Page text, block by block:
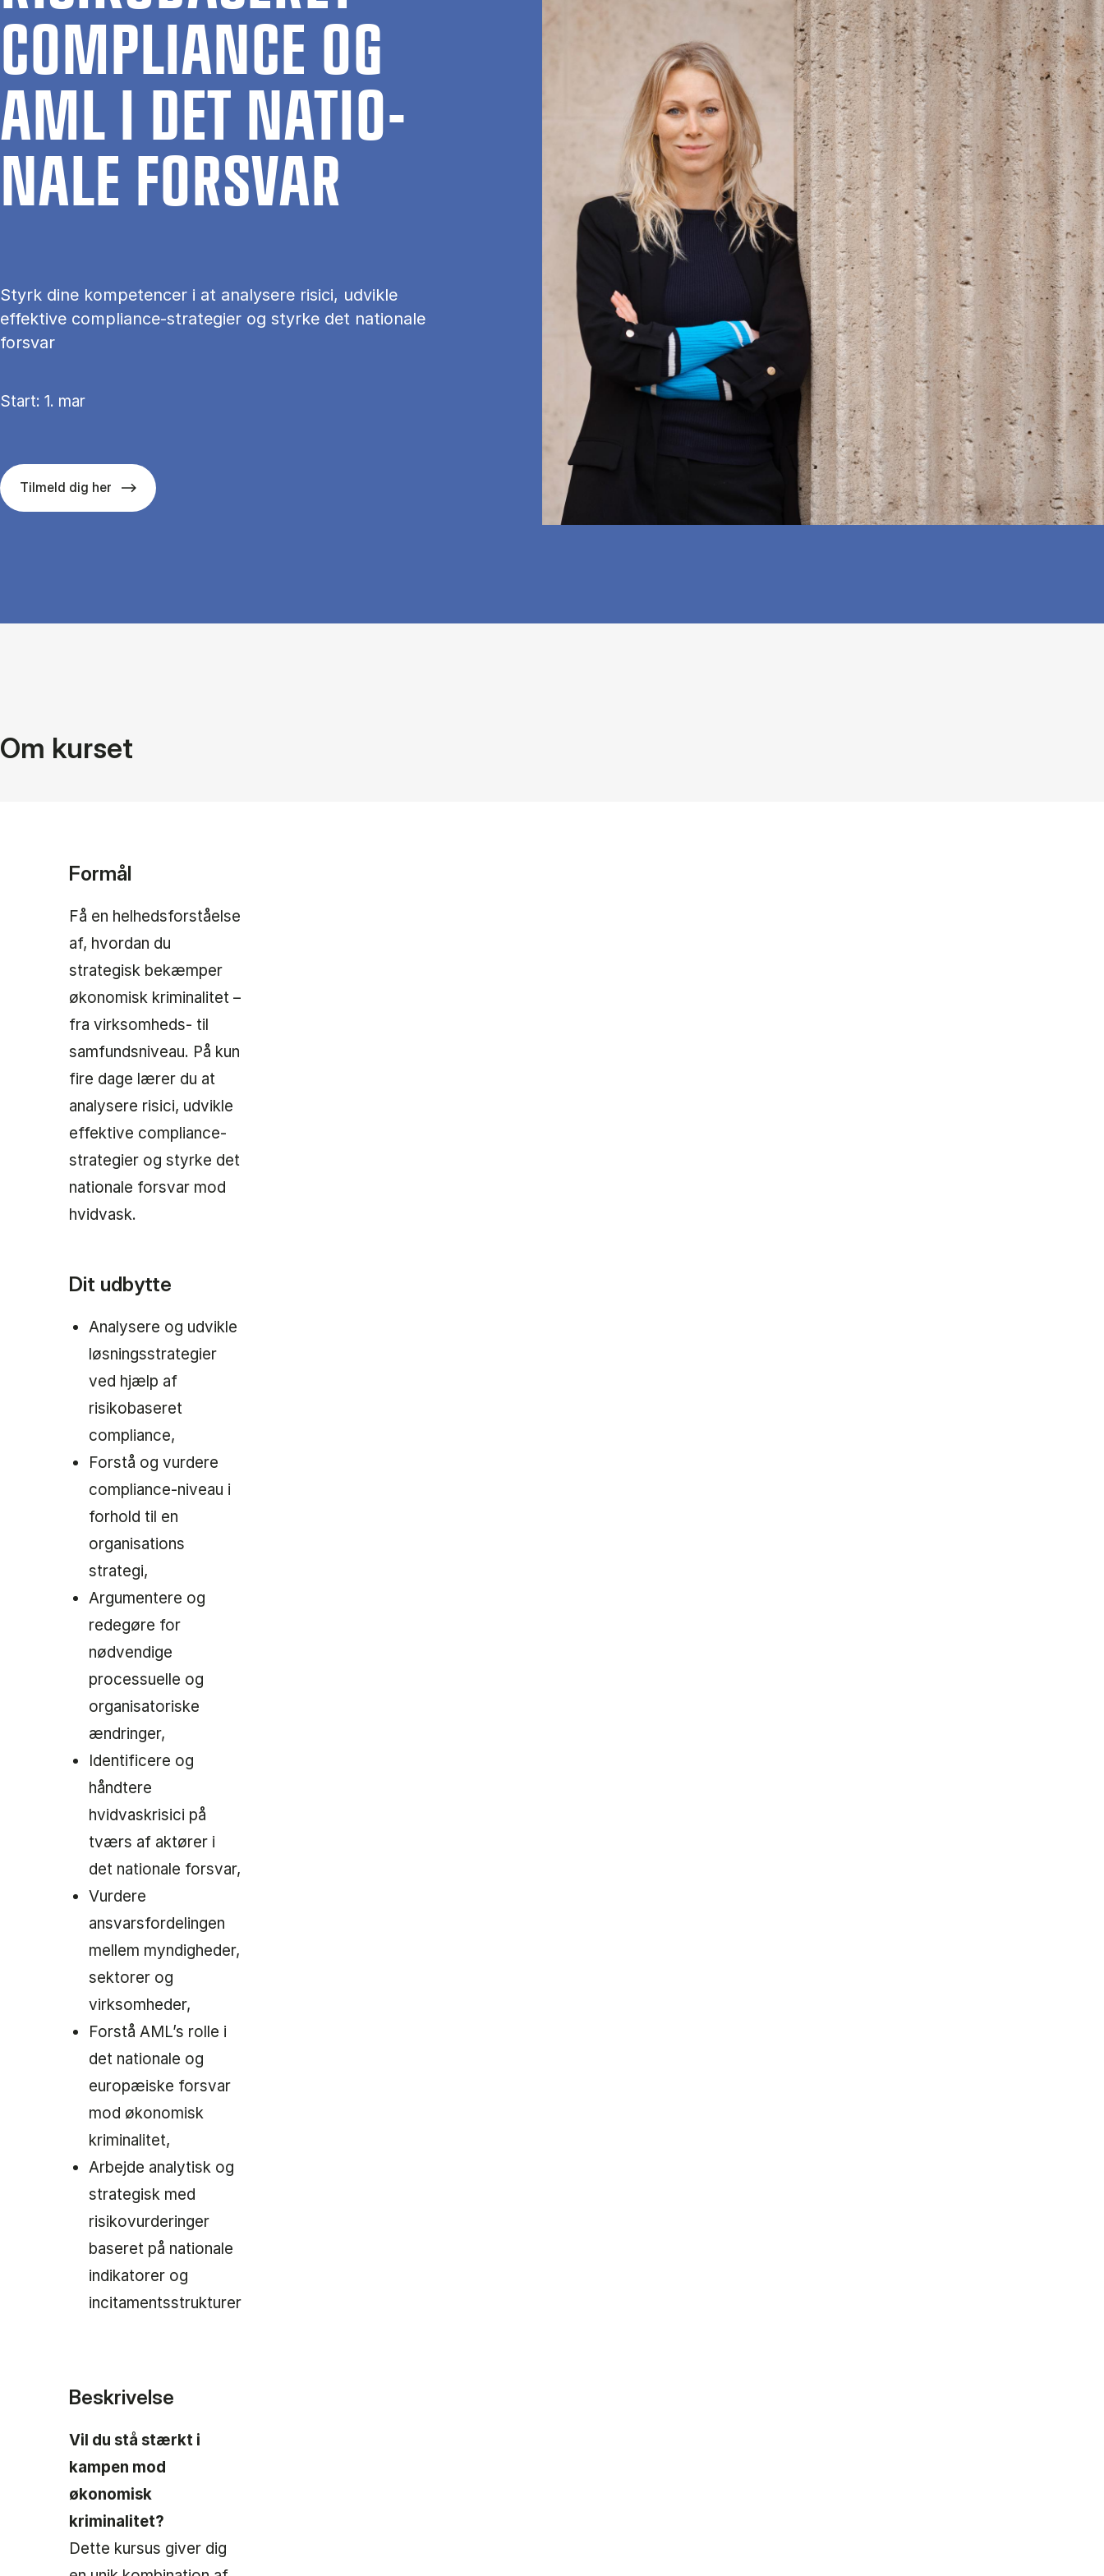
COM­PLI­AN­CE OG
AML I DET NA­TIO­
NA­LE FOR­SVAR
Styrk dine kompetencer i at analysere risici, udvikle
effektive compliance-strategier og styrke det nationale
forsvar
Start: 1. mar
Tilmeld dig her
Om kurset
Formål
Få en helhedsforståelse
af, hvordan du
strategisk bekæmper
økonomisk kriminalitet –
fra virksomheds- til
samfundsniveau. På kun
fire dage lærer du at
analysere risici, udvikle
effektive compliance-
strategier og styrke det
nationale forsvar mod
hvidvask.
Dit udbytte
Analysere og udvikle
løsningsstrategier
ved hjælp af
risikobaseret
compliance,
Forstå og vurdere
compliance-niveau i
forhold til en
organisations
strategi,
Argumentere og
redegøre for
nødvendige
processuelle og
organisatoriske
ændringer,
Identificere og
håndtere
hvidvaskrisici på
tværs af aktører i
det nationale forsvar,
Vurdere
ansvarsfordelingen
mellem myndigheder,
sektorer og
virksomheder,
Forstå AML’s rolle i
det nationale og
europæiske forsvar
mod økonomisk
kriminalitet,
Arbejde analytisk og
strategisk med
risikovurderinger
baseret på nationale
indikatorer og
incitamentsstrukturer
Beskrivelse
Vil du stå stærkt i
kampen mod
økonomisk
kriminalitet?
Dette kursus giver dig